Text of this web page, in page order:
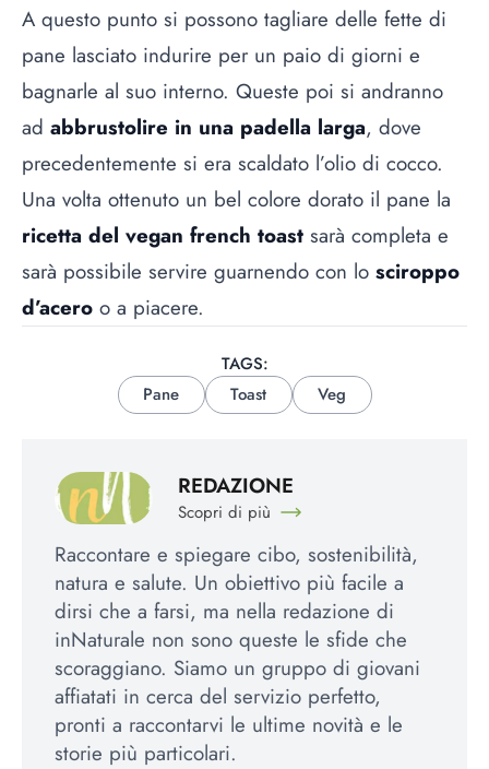
A questo punto si possono tagliare delle fette di
pane lasciato indurire per un paio di giorni e
bagnarle al suo interno. Queste poi si andranno
ad abbrustolire in una padella larga, dove
precedentemente si era scaldato l’olio di cocco.
Una volta ottenuto un bel colore dorato il pane la
ricetta del vegan french toast sarà completa e
sarà possibile servire guarnendo con lo sciroppo
d’acero o a piacere.
TAGS:
Pane
Toast Veg
REDAZIONE
Scopri di più
Raccontare e spiegare cibo, sostenibilità,
natura e salute. Un obiettivo più facile a
dirsi che a farsi, ma nella redazione di
inNaturale non sono queste le sfide che
scoraggiano. Siamo un gruppo di giovani
affiatati in cerca del servizio perfetto,
pronti a raccontarvi le ultime novità e le
storie più particolari.